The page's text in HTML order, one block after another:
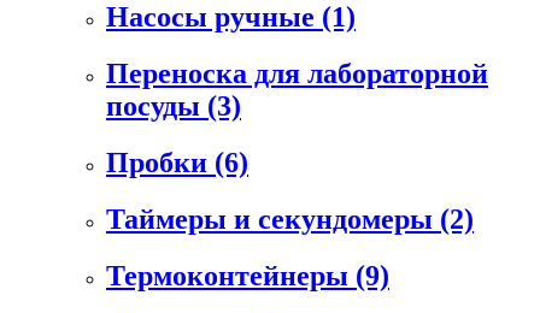
Насосы ручные (1)
Переноска для лабораторной
посуды (3)
Пробки (6)
Таймеры и секундомеры (2)
Термоконтейнеры (9)